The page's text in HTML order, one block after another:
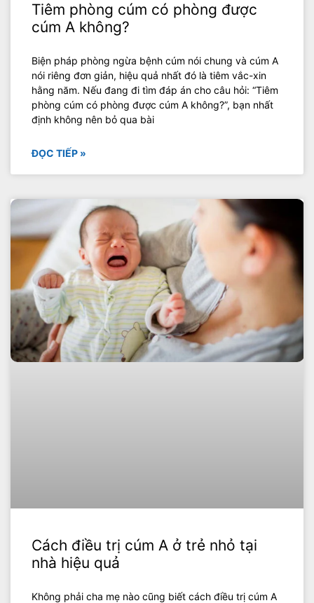
Tiêm phòng cúm có phòng được
cúm A không?
Biện pháp phòng ngừa bệnh cúm nói chung và cúm A
nói riêng đơn giản, hiệu quả nhất đó là tiêm vắc-xin
hằng năm. Nếu đang đi tìm đáp án cho câu hỏi: “Tiêm
phòng cúm có phòng được cúm A không?”, bạn nhất
định không nên bỏ qua bài
ĐỌC TIẾP »
Cách điều trị cúm A ở trẻ nhỏ tại
nhà hiệu quả
Không phải cha mẹ nào cũng biết cách điều trị cúm A